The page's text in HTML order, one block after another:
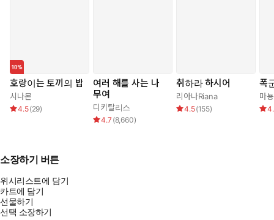
호랑이는 토끼의 밥
시나몬
4.5(29)
여러 해를 사는 나
무여
디키탈리스
4.7 (8,660)
취하라 하시어
리아나Riana
4.5(155)
폭
마뇽
소장하기 버튼
위시리스트에 담기
카트에 담기
선물하기
선택 소장하기